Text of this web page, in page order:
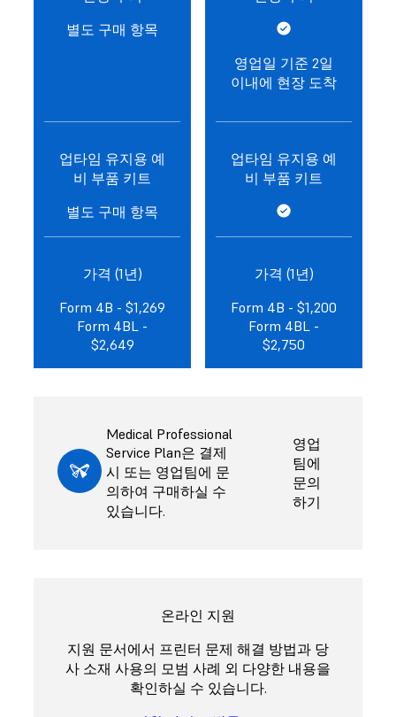
별도 구매 항목
업타임 유지용 예
비 부품 키트
별도 구매 항목
가격 (1년)
Form 4B - $1,269
Form 4BL -
$2,649
영업일 기준 2일
이내에 현장 도착
업타임 유지용 예
비 부품 키트
가격 (1년)
Form 4B - $1,200
Form 4BL -
$2,750
Medical Professional
Service Plan은 결제
시 또는 영업팀에 문
의하여 구매하실 수
있습니다.
영업
팀에
문의
하기
온라인 지원
지원 문서에서 프린터 문제 해결 방법과 당
사 소재 사용의 모범 사례 외 다양한 내용을
확인하실 수 있습니다.